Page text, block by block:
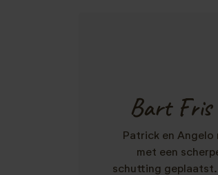
Bart Fris
Patrick en
met een
schutting geplaatst.